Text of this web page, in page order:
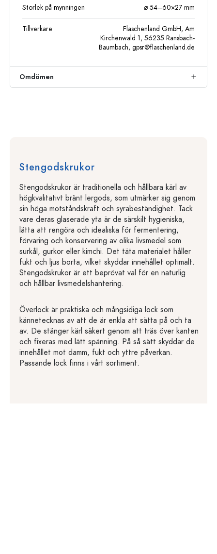
Storlek på mynningen ⌀ 54–60×27 mm
Tillverkare
Flaschenland GmbH, Am
Kirchenwald 1, 56235 Ransbach-
Baumbach, gpsr@flaschenland.de
Omdömen
Stengodskrukor
Stengodskrukor är traditionella och hållbara kärl av
högkvalitativt bränt lergods, som utmärker sig genom
sin höga motståndskraft och syrabeständighet. Tack
vare deras glaserade yta är de särskilt hygieniska,
lätta att rengöra och idealiska för fermentering,
förvaring och konservering av olika livsmedel som
surkål, gurkor eller kimchi. Det täta materialet håller
fukt och ljus borta, vilket skyddar innehållet optimalt.
Stengodskrukor är ett beprövat val för en naturlig
och hållbar livsmedelshantering.
Överlock är praktiska och mångsidiga lock som
kännetecknas av att de är enkla att sätta på och ta
av. De stänger kärl säkert genom att träs över kanten
och fixeras med lätt spänning. På så sätt skyddar de
innehållet mot damm, fukt och yttre påverkan.
Passande lock finns i vårt sortiment.